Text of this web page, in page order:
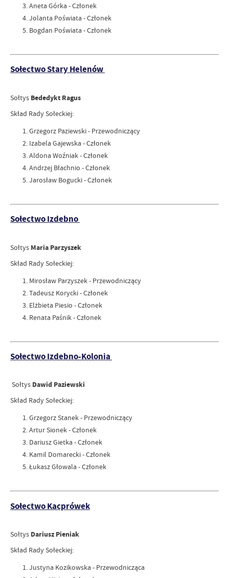
Aneta Górka - Członek
Jolanta Poświata - Członek
Bogdan Poświata - Członek
Sołectwo Stary Helenów
Sołtys Bededykt Ragus
Skład Rady Sołeckiej:
Grzegorz Paziewski - Przewodniczący
Izabela Gajewska - Członek
Aldona Woźniak - Członek
Andrzej Błachnio - Członek
Jarosław Bogucki - Członek
Sołectwo Izdebno
Sołtys Maria Parzyszek
Skład Rady Sołeckiej:
Mirosław Parzyszek - Przewodniczący
Tadeusz Korycki - Członek
Elżbieta Piesio - Członek
Renata Paśnik - Członek
Sołectwo Izdebno-Kolonia
Sołtys Dawid Paziewski
Skład Rady Sołeckiej:
Grzegorz Stanek - Przewodniczący
Artur Sionek - Członek
Dariusz Gietka - Członek
Kamil Domarecki - Członek
Łukasz Głowala - Członek
Sołectwo Kacprówek
Sołtys Dariusz Pieniak
Skład Rady Sołeckiej:
Justyna Kozikowska - Przewodnicząca